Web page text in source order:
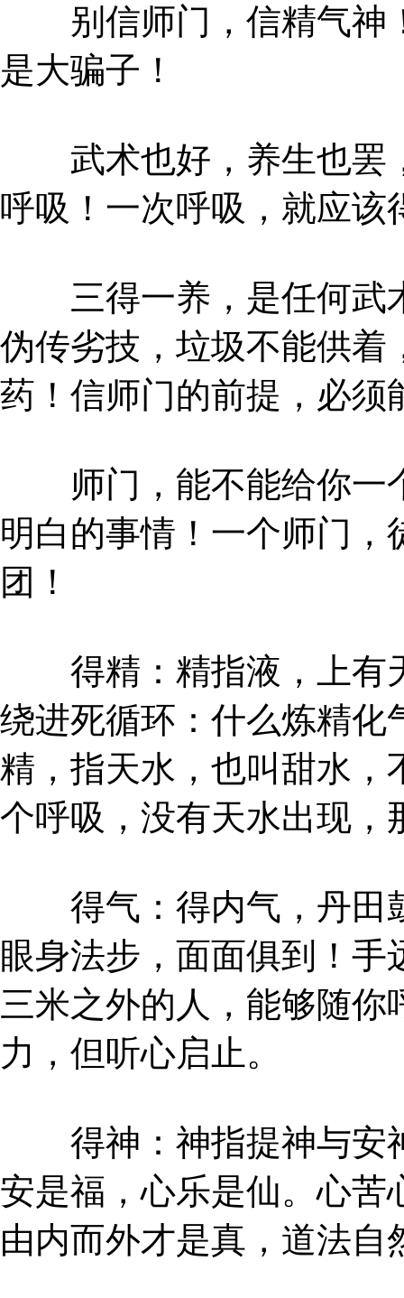
别信师门，信精气神
是大骗子！
武术也好，养生也罢
呼吸！一次呼吸，就应该
三得一养，是任何武
伪传劣技，垃圾不能供着
药！信师门的前提，必须
师门，能不能给你一
明白的事情！一个师门
团！
得精：精指液，上有
绕进死循环：什么炼精化
精，指天水，也叫甜水，
个呼吸，没有天水出现，
得气：得内气，丹田
眼身法步，面面俱到！
三米之外的人，能够随
力，但听心启止。
得神：神指提神与安
安是福，心乐是仙。心苦
由内而外才是真，道法